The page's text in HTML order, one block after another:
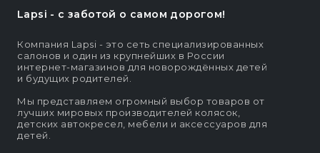
Lapsi - c заботой о самом дорогом!
Компания Lapsi - это сеть специализированных
салонов и один из крупнейших в России
интернет-магазинов для новорождённых детей
и будущих родителей.
Мы представляем огромный выбор товаров от
лучших мировых производителей колясок,
детских автокресел, мебели и аксессуаров для
детей.